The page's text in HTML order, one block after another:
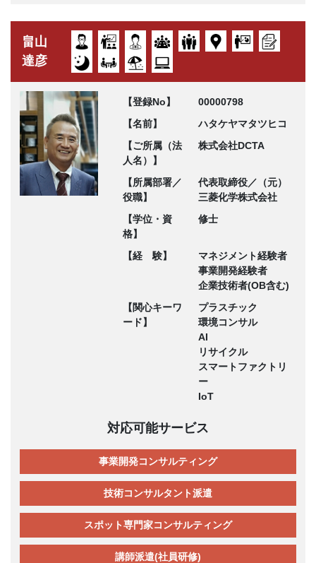
畠山
達彦
【登録No】
00000798
【名前】
ハタケヤマタツヒコ
【ご所属（法
人名）】
株式会社DCTA
【所属部署／
役職】
代表取締役／（元）
三菱化学株式会社
【学位・資
格】
修士
【経 験】
マネジメント経験者
事業開発経験者
企業技術者(OB含む)
【関心キーワ
ード】
プラスチック
環境コンサル
AI
リサイクル
スマートファクトリ
ー
IoT
対応可能サービス
事業開発コンサルティング
技術コンサルタント派遣
スポット専門家コンサルティング
講師派遣(社員研修)